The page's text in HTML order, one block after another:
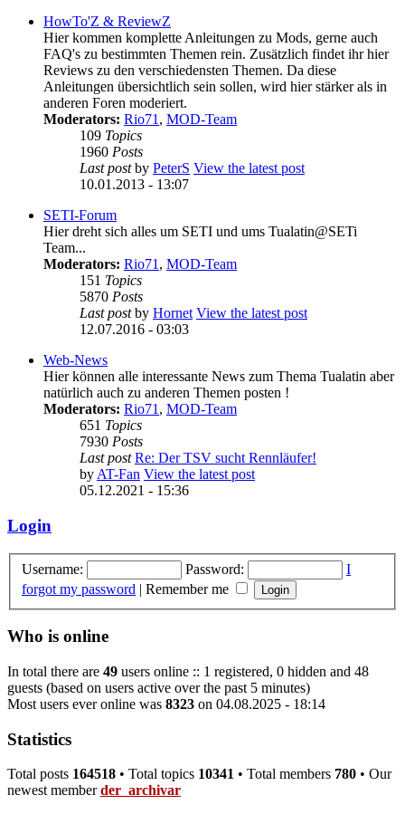
HowTo'Z & ReviewZ
Hier kommen komplette Anleitungen zu Mods, gerne auch
FAQ's zu bestimmten Themen rein. Zusätzlich findet ihr hier
Reviews zu den verschiedensten Themen. Da diese
Anleitungen übersichtlich sein sollen, wird hier stärker als in
anderen Foren moderiert.
Moderators: Rio71, MOD-Team
109 Topics
1960 Posts
Last postby PeterS View the latest post
10.01.2013 - 13:07
SETI-Forum
Hier dreht sich alles um SETI und ums Tualatin@SETi
Team...
Moderators: Rio71, MOD-Team
151 Topics
5870 Posts
Last postby Hornet View the latest post
12.07.2016 - 03:03
Web-News
Hier können alle interessante News zum Thema Tualatin aber
natürlich auch zu anderen Themen posten !
Moderators: Rio71, MOD-Team
651 Topics
7930 Posts
Last post Re: Der TSV sucht Rennläufer!
byAT-Fan View the latest post
05.12.2021 - 15:36
Login
Username: Password:
I
forgot my password | Remember me
Who is online
In total there are 49 users online :: 1 registered, 0 hidden and 48
guests (based on users active over the past 5 minutes)
Most users ever online was 8323 on 04.08.2025 - 18:14
Statistics
Total posts 164518 • Total topics 10341 • Total members 780 • Our
newest memberder_archivar